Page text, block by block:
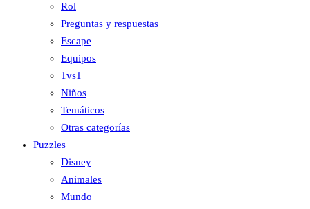
Rol
Preguntas y respuestas
Escape
Equipos
1vs1
Niños
Temáticos
Otras categorías
Puzzles
Disney
Animales
Mundo